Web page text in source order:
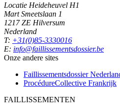
Locatie Heideheuvel H1
Mart Smeetslaan 1
1217 ZE Hilversum
Nederland
T: +31(0)85-3330016
E: info@faillissementsdossier.be
Onze andere sites
Faillissementsdossier
ProcédureCollective Frankrijk
FAILLISSEMENTEN